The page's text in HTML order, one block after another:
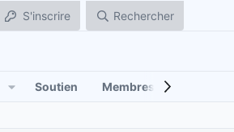
S'inscrire Rechercher
Soutien Membres